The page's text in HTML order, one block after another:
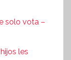
solo vota –
les